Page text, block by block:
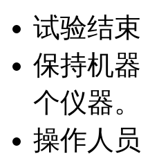
试验结
保持机
个仪器。
操作人